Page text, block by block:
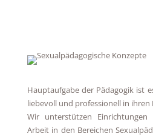
Hauptaufgabe der Pädagogik ist
liebevoll und professionell in ihren
Wir unterstützen
Arbeit in den Bereichen